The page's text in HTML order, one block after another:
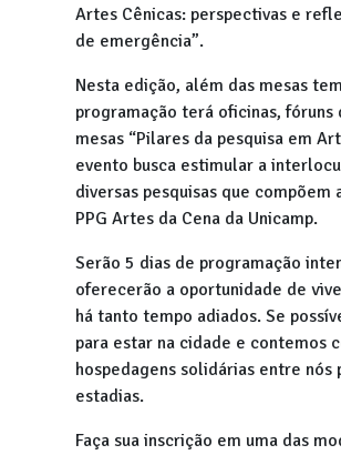
Artes Cênicas: perspectivas e
de emergência”.
Nesta edição, além das mesas
programação terá oficinas, fóruns
mesas “Pilares da pesquisa em
evento busca estimular a
diversas pesquisas que compõem
PPG Artes da Cena da Unicamp.
Serão 5 dias de programação
oferecerão a oportunidade de
há tanto tempo adiados. Se
para estar na cidade e contemos
hospedagens solidárias entre nós
estadias.
Faça sua inscrição em uma das